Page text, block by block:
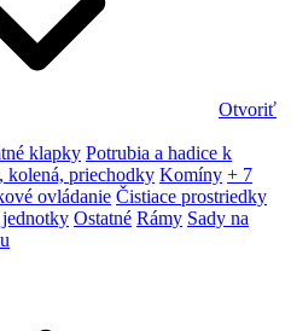
Otvoriť
klapky Potrubia a hadice k
kolená, priechodky Komíny + 7
ovládanie Čistiace prostriedky
Ostatné Rámy Sady na